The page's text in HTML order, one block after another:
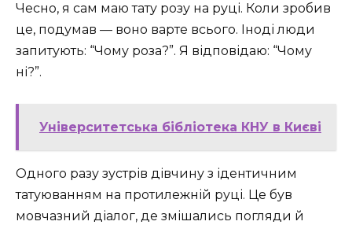
Чесно, я сам маю тату розу на руці. Коли зробив
це, подумав — воно варте всього. Іноді люди
запитують: “Чому роза?”. Я відповідаю: “Чому
ні?”.
Університетська бібліотека КНУ в Києві
Одного разу зустрів дівчину з ідентичним
татуюванням на протилежній руці. Це був
мовчазний діалог, де змішались погляди й